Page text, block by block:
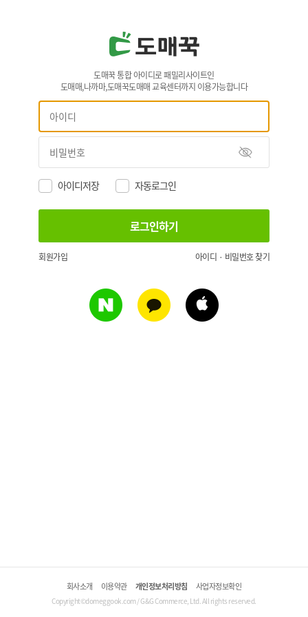
도매꾹 통합 아이디로 패밀리사이트인
도매매,나까마,도매꾹도매매 교육센터까지 이용가능합니다
아이디저장 자동로그인
회원가입 아이디 · 비밀번호 찾기
회사소개 이용약관 개인정보처리방침 사업자정보확인
Copyright©domeggook.com / G&G Commerce, Ltd. All rights reserved.